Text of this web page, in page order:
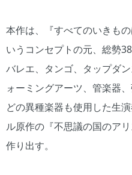
本作は、『すべてのいきも
いうコンセプトの元、総勢
バレエ、タンゴ、タップダ
ォーミングアーツ、管楽器
どの異種楽器も使用した生
ル原作の『不思議の国のア
作り出す。